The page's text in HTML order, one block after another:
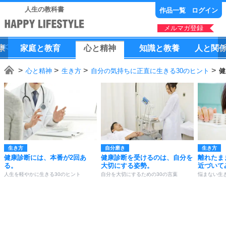
人生の教科書 作品一覧 ログイン
メルマガ登録
家庭と教育 心と精神 知識と教養 人 と 関
心と精神 生き方 自分の気持ちに正直に生きる30のヒント
生き方
健康診断には、本番が2回あ
る。
人生を軽やかに生きる30のヒント
自分磨き
健康診断を受けるのは、自分を
大切にする姿勢。
自分を大切にするための30の言葉
生き方
離れたま
近づいて
悩まない生